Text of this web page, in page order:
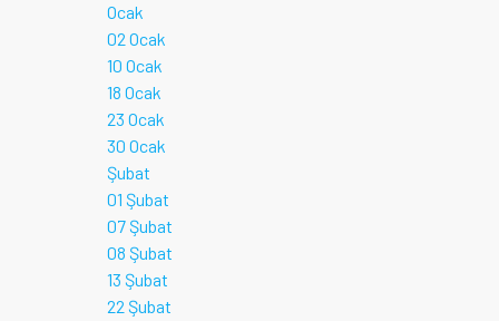
Ocak
02 Ocak
10 Ocak
18 Ocak
23 Ocak
30 Ocak
Şubat
01 Şubat
07 Şubat
08 Şubat
13 Şubat
22 Şubat